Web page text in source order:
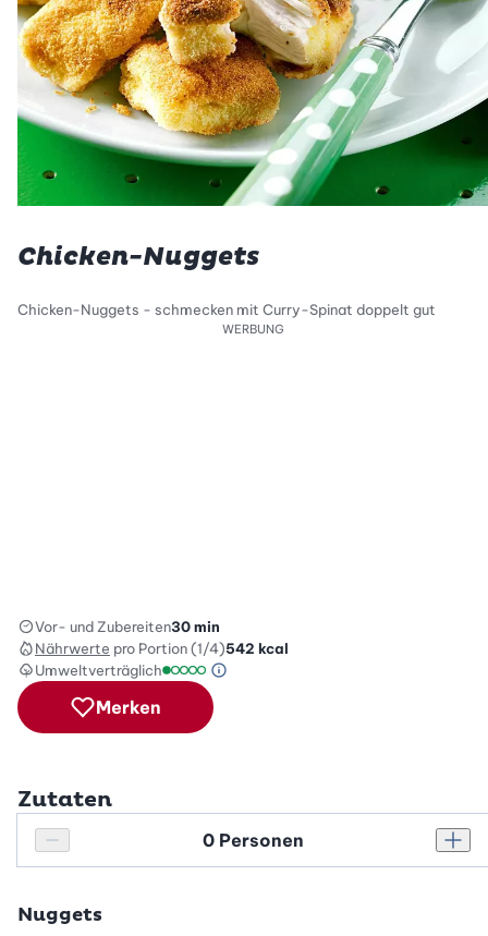
Chicken-Nuggets
Chicken-Nuggets - schmecken mit Curry-Spinat doppelt gut
WERBUNG
Vor- und Zubereiten30 min
Nährwerte pro Portion (1/4)542 kcal
Umweltverträglich
Umweltverträglichkeitsskala: 1 von 5
Green Betty Skala Info
Merken
Zutaten
Personenanzahl verringern
Personenanzahl
Nuggets